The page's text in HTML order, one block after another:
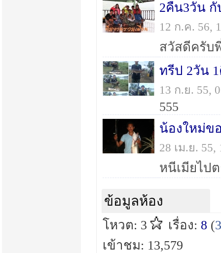
2คืน3วัน
12 ก.ค. 56,
ทรีป 2วัน
13 ก.ย. 55,
555
น้องใหม่ข
28 เม.ย.
หนีเมียไป
ข้อมูลห้อง
โหวต: 3 เรื่อง: 8 (
เข้าชม: 13,579